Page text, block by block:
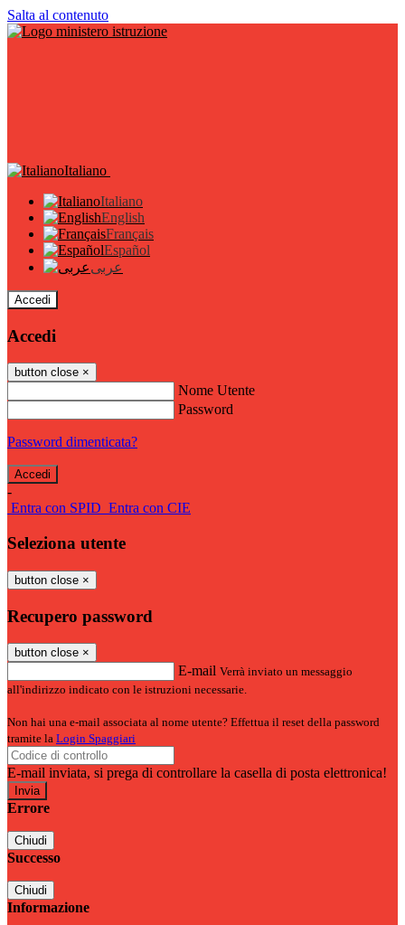
Salta al contenuto
Italiano
Italiano
English
Français
Español
عربى
Accedi
Accedi
button close ×
Nome Utente
Password
Password dimenticata?
-
Entra con SPID Entra con CIE
Seleziona utente
button close ×
Recupero password
button close ×
E-mail Verrà inviato un messaggio
all'indirizzo indicato con le istruzioni necessarie.
Non hai una e-mail associata al nome utente? Effettua il reset della password
tramite la Login Spaggiari
E-mail inviata, si prega di controllare la casella di posta elettronica!
Errore
Chiudi
Successo
Chiudi
Informazione